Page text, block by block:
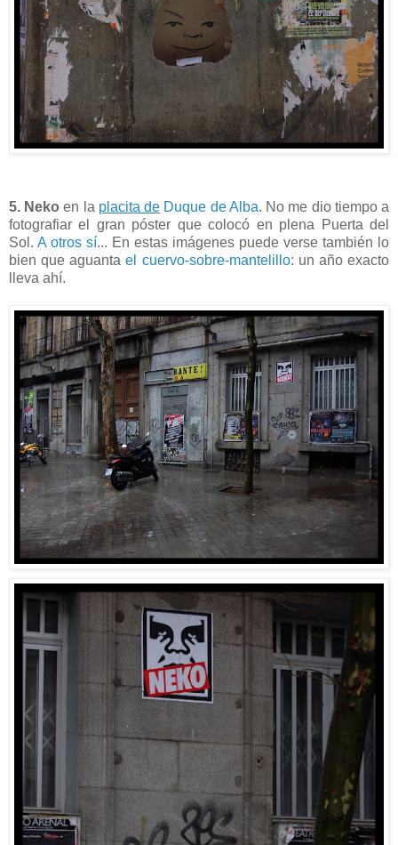
5. Neko en la placita de Duque de Alba. No me dio tiempo a
fotografiar el gran póster que colocó en plena Puerta del
Sol. A otros sí... En estas imágenes puede verse también lo
bien que aguantael cuervo-sobre-mantelillo: un año exacto
lleva ahí.